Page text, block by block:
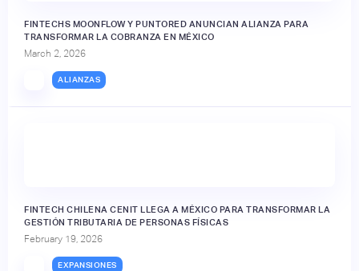
FINTECHS MOONFLOW Y PUNTORED ANUNCIAN ALIANZA PARA
TRANSFORMAR LA COBRANZA EN MÉXICO
March 2, 2026
ALIANZAS
FINTECH CHILENA CENIT LLEGA A MÉXICO PARA TRANSFORMAR LA
GESTIÓN TRIBUTARIA DE PERSONAS FÍSICAS
February 19, 2026
EXPANSIONES